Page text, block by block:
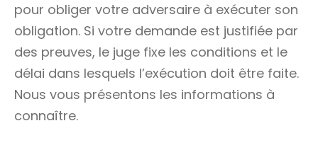
pour obliger votre adversaire à exécuter son
obligation. Si votre demande est justifiée par
des preuves, le juge fixe les conditions et le
délai dans lesquels l’exécution doit être faite.
Nous vous présentons les informations à
connaître.